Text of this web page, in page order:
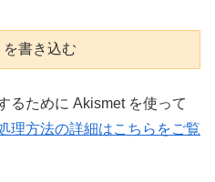
を書き込む
るために Akismet を使って
理方法の詳細はこちらをご覧